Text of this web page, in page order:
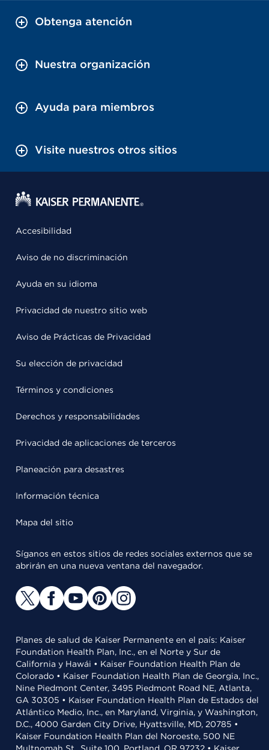
Obtenga atención
Nuestra organización
Ayuda para miembros
Visite nuestros otros sitios
Accesibilidad
Aviso de no discriminación
Ayuda en su idioma
Privacidad de nuestro sitio web
Aviso de Prácticas de Privacidad
Su elección de privacidad
Términos y condiciones
Derechos y responsabilidades
Privacidad de aplicaciones de terceros
Planeación para desastres
Información técnica
Mapa del sitio
Síganos en estos sitios de redes sociales externos que se
abrirán en una nueva ventana del navegador.
Planes de salud de Kaiser Permanente en el país: Kaiser
Foundation Health Plan, Inc., en el Norte y Sur de
California y Hawái • Kaiser Foundation Health Plan de
Colorado • Kaiser Foundation Health Plan de Georgia, Inc.,
Nine Piedmont Center, 3495 Piedmont Road NE, Atlanta,
GA 30305 • Kaiser Foundation Health Plan de Estados del
Atlántico Medio, Inc., en Maryland, Virginia, y Washington,
D.C., 4000 Garden City Drive, Hyattsville, MD, 20785 •
Kaiser Foundation Health Plan del Noroeste, 500 NE